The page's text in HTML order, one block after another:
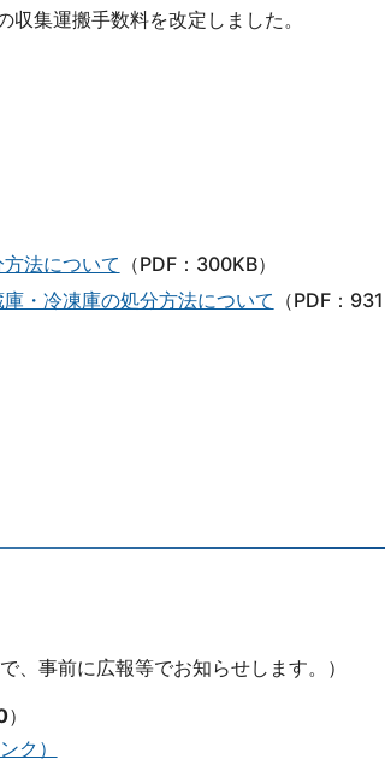
集運搬手数料を改定しました。
法について （PDF：300KB）
・冷凍庫の処分方法について （PDF：
、事前に広報等でお知らせします。）
）
ク）